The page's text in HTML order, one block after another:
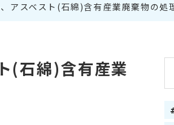
アスベスト(石綿)含有産業廃棄物の処
(石綿)含有産業